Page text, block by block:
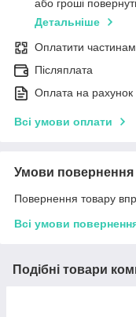
або гроші
Детальніше
Оплатити
Післяплата
Оплата на рахунок
Всі умови оплати
Умови повернення
Повернення товару
Всі умови
Подібні товари